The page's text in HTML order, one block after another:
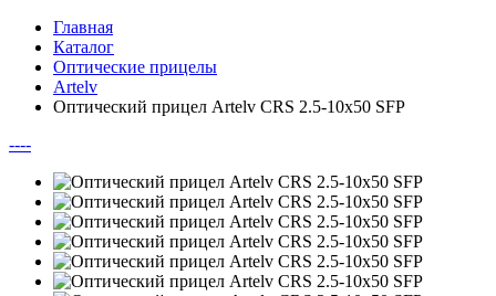
Главная
Каталог
Оптические прицелы
Artelv
Оптический прицел Artelv CRS 2.5-10x50 SFP
----